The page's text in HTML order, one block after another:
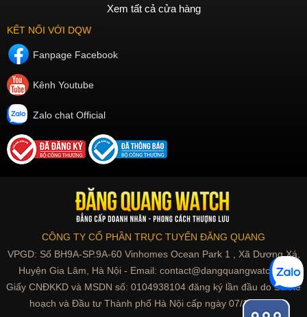
Xem tất cả cửa hàng
KẾT NỐI VỚI DQW
Fanpage Facebook
Kênh Youtube
Zalo chat Official
CÔNG TY CỔ PHẦN TRỰC TUYẾN ĐĂNG QUANG
VPGD: Số BH9A-SP.9A-60 Vinhomes Ocean Park 1 , Xã Dương Xá,
Huyện Gia Lâm, Hà Nội - Email: contact@dangquangwatch.vn
Giấy CNĐKKD và MSDN số: 0104938104 đăng ký lần đầu do Sở Kế
hoạch và Đầu tư Thành phố Hà Nội cấp ngày 07/10/2010